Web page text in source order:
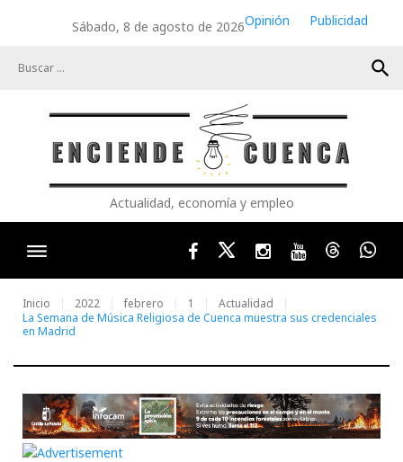
Sábado, 8 de agosto de 2026Opinión
Publicidad
search
Actualidad, economía y empleo
FacebookTwitterInstagram
YoutubeThreads
Inicio 2022 febrero 1
Actualidad
La Semana de Música Religiosa de Cuenca muestra sus credenciales
en Madrid